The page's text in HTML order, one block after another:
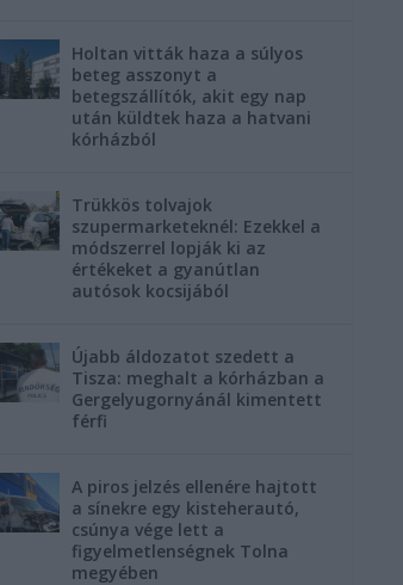
Holtan vitták haza a súlyos
beteg asszonyt a
betegszállítók, akit egy nap
után küldtek haza a hatvani
kórházból
Trükkös tolvajok
szupermarketeknél: Ezekkel a
módszerrel lopják ki az
értékeket a gyanútlan
autósok kocsijából
Újabb áldozatot szedett a
Tisza: meghalt a kórházban a
Gergelyugornyánál kimentett
férfi
A piros jelzés ellenére hajtott
a sínekre egy kisteherautó,
csúnya vége lett a
figyelmetlenségnek Tolna
megyében